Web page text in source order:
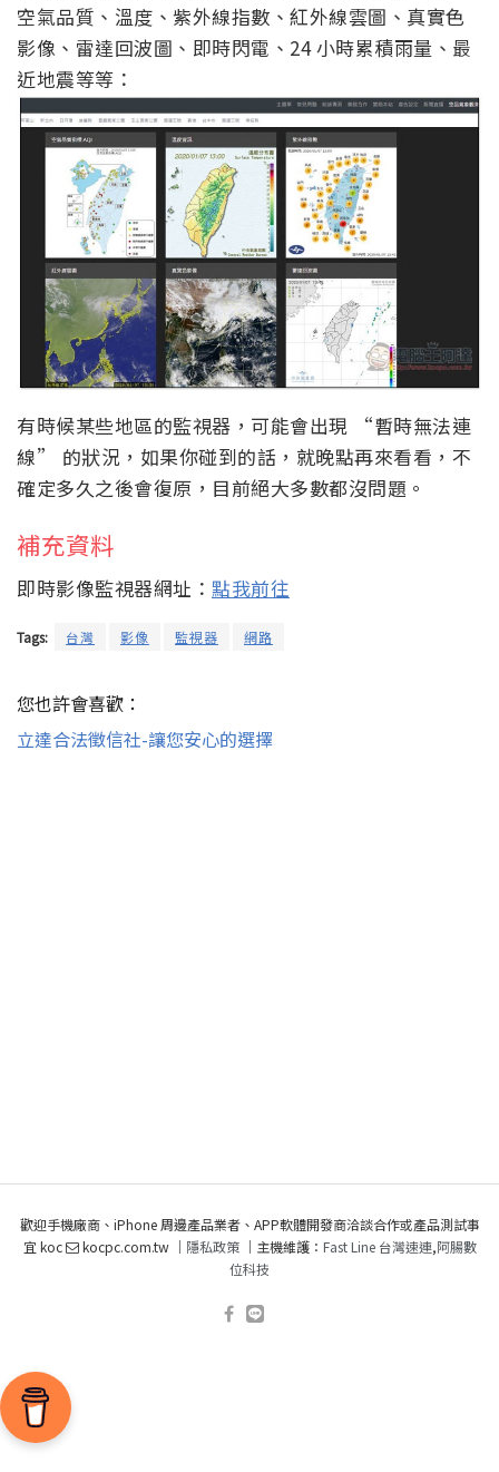
空氣品質、溫度、紫外線指數、紅外線雲圖、真實色
影像、雷達回波圖、即時閃電、24 小時累積雨量、最
近地震等等：
有時候某些地區的監視器，可能會出現 “暫時無法連
線” 的狀況，如果你碰到的話，就晚點再來看看，不
確定多久之後會復原，目前絕大多數都沒問題。
補充資料
即時影像監視器網址： 點我前往
Tags: 台灣 影像 監視器 網路
您也許會喜歡：
立達合法徵信社-讓您安心的選擇
歡迎手機廠商、iPhone 周邊產品業者、APP軟體開發商洽談合作或產品測試事
宜 koc
kocpc.com.tw ｜ 隱私政策｜主機維護： Fast Line 台灣速連,阿腸數
位科技